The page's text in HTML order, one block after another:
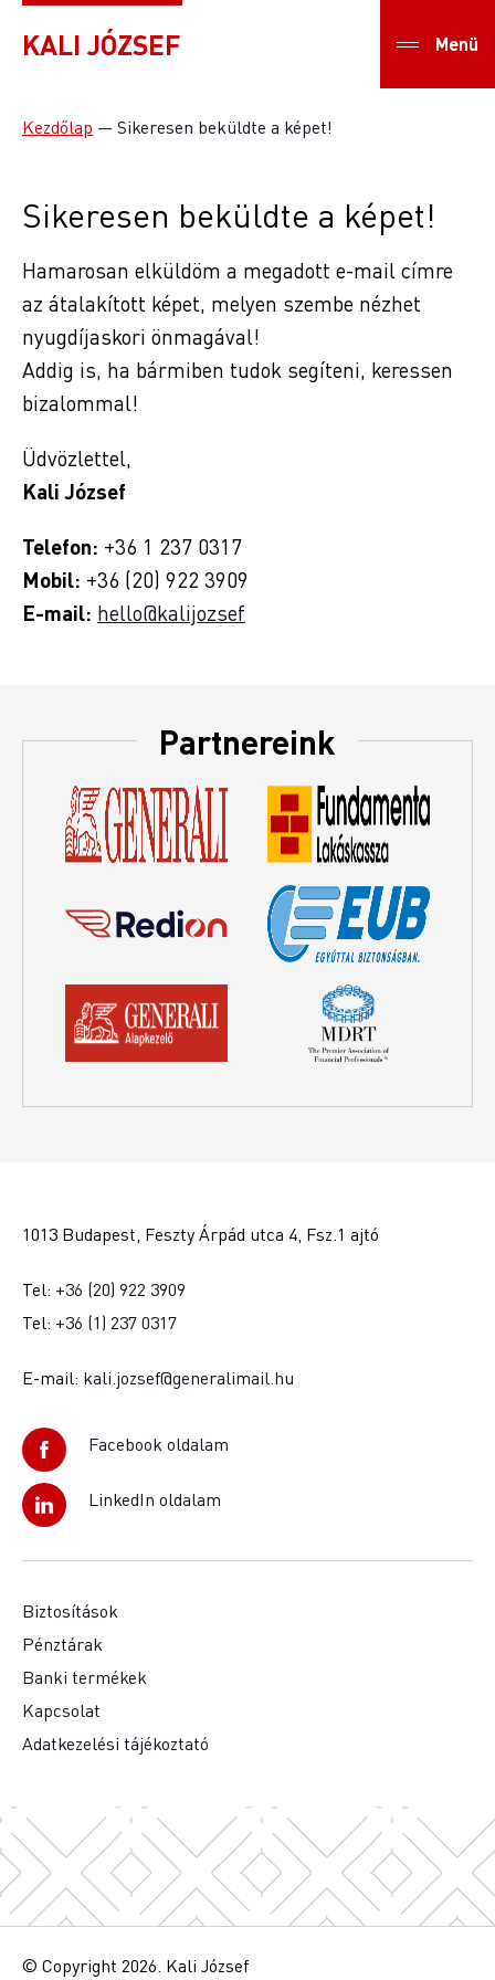
KALI JÓZSEF Menü
Kezdőlap — Sikeresen beküldte a képet!
Sikeresen beküldte a képet!
Hamarosan elküldöm a megadott e-mail címre
az átalakított képet, melyen szembe nézhet
nyugdíjaskori önmagával!
Addig is, ha bármiben tudok segíteni, keressen
bizalommal!
Üdvözlettel,
Kali József
Telefon: +36 1 237 0317
Mobil: +36 (20) 922 3909
E-mail: hello@kalijozsef
Partnereink
1013 Budapest, Feszty Árpád utca 4, Fsz.1 ajtó
Tel: +36 (20) 922 3909
Tel: +36 (1) 237 0317
E-mail: kali.jozsef@generalimail.hu
Facebook oldalam
LinkedIn oldalam
Biztosítások
Pénztárak
Banki termékek
Kapcsolat
Adatkezelési tájékoztató
© Copyright 2026. Kali József